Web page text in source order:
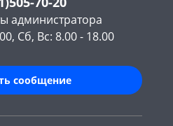
администратора
Сб, Вс: 8.00 - 18.00
сообщение